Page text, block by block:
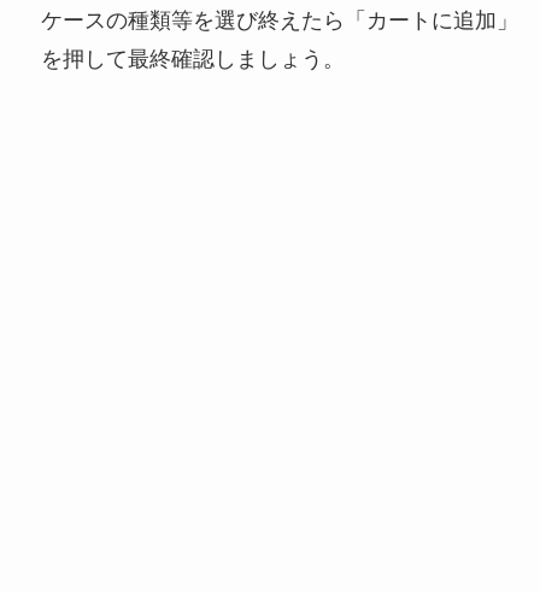
ケースの種類等を選び終えたら「カートに追加」
を押して最終確認しましょう。